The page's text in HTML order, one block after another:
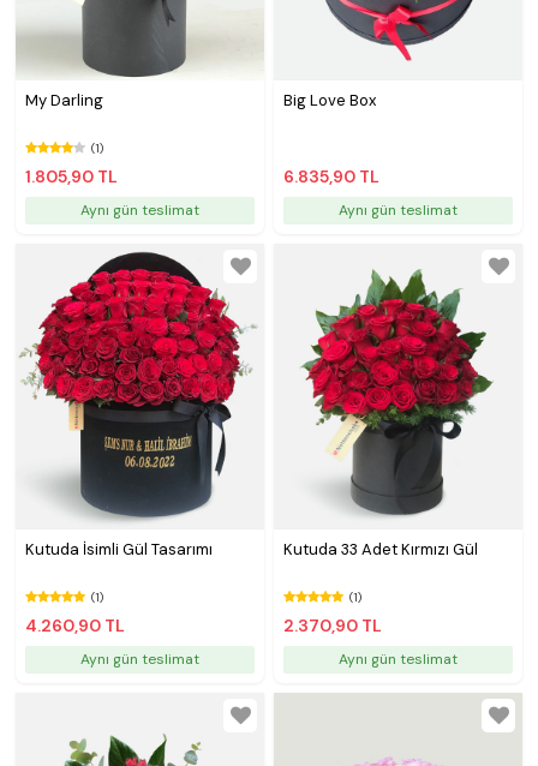
My Darling
(1)
1.805,90 TL
Aynı gün teslimat
Big Love Box
6.835,90 TL
Aynı gün teslimat
Kutuda İsimli Gül Tasarımı
(1)
4.260,90 TL
Aynı gün teslimat
Kutuda 33 Adet Kırmızı Gül
(1)
2.370,90 TL
Aynı gün teslimat